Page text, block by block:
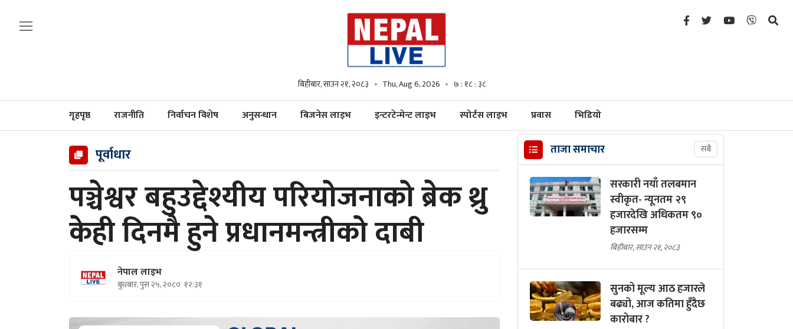
बिहीबार, साउन २१, २०८३ Thu, Aug 6, 2026 ७ : १८ : ४०
गृहपृष्ठ राजनीति निर्वाचन विशेष अनुसन्धान बिजनेस लाइभ इन्टरटेन्मेन्ट लाइभ स्पोर्टस लाइभ प्रवास भिडियो
पूर्वाधार
पञ्चेश्वर बहुउद्देश्यीय परियोजनाको ब्रेक थ्रु
केही दिनमै हुने प्रधानमन्त्रीको दाबी
नेपाल लाइभ
बुधबार, पुस २५, २०८० १२:३१
ताजा समाचार सबै
सरकारी नयाँ तलबमान
स्वीकृत- न्यूनतम २९
हजारदेखि अधिकतम ९०
हजारसम्म
बिहीबार, साउन २१, २०८३
सुनको मूल्य आठ हजारले
बढ्यो, आज कतिमा हुँदैछ
कारोबार ?